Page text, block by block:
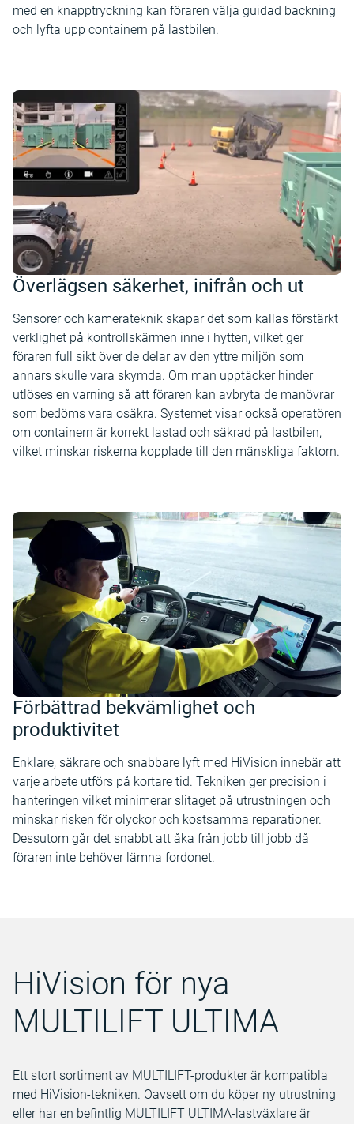
med en knapptryckning kan föraren välja guidad backning
och lyfta upp containern på lastbilen.
Överlägsen säkerhet, inifrån och ut
Sensorer och kamerateknik skapar det som kallas förstärkt
verklighet på kontrollskärmen inne i hytten, vilket ger
föraren full sikt över de delar av den yttre miljön som
annars skulle vara skymda. Om man upptäcker hinder
utlöses en varning så att föraren kan avbryta de manövrar
som bedöms vara osäkra. Systemet visar också operatören
om containern är korrekt lastad och säkrad på lastbilen,
vilket minskar riskerna kopplade till den mänskliga faktorn.
Förbättrad bekvämlighet och
produktivitet
Enklare, säkrare och snabbare lyft med HiVision innebär att
varje arbete utförs på kortare tid. Tekniken ger precision i
hanteringen vilket minimerar slitaget på utrustningen och
minskar risken för olyckor och kostsamma reparationer.
Dessutom går det snabbt att åka från jobb till jobb då
föraren inte behöver lämna fordonet.
HiVision för nya
MULTILIFT ULTIMA
Ett stort sortiment av MULTILIFT-produkter är kompatibla
med HiVision-tekniken. Oavsett om du köper ny utrustning
eller har en befintlig MULTILIFT ULTIMA-lastväxlare är